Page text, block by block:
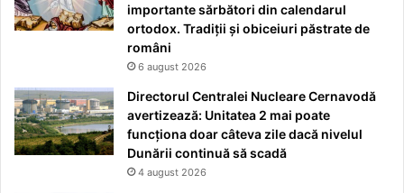
importante sărbători din calendarul
ortodox. Tradiții și obiceiuri păstrate de
români
6 august 2026
Directorul Centralei Nucleare Cernavodă
avertizează: Unitatea 2 mai poate
funcționa doar câteva zile dacă nivelul
Dunării continuă să scadă
4 august 2026